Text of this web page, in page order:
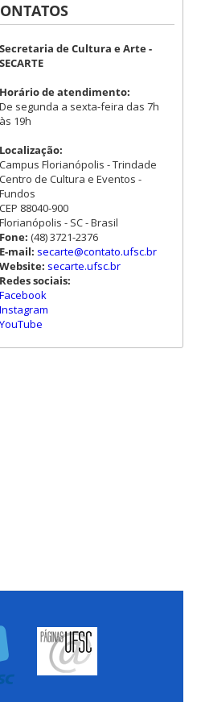
Secretaria de Cultura e Arte -
SECARTE
Horário de atendimento:
De segunda a sexta-feira das 7h
às 19h
Localização:
Campus Florianópolis - Trindade
Centro de Cultura e Eventos -
Fundos
CEP 88040-900
Florianópolis - SC - Brasil
Fone: (48) 3721-2376
E-mail: secarte@contato.ufsc.br
Website: secarte.ufsc.br
Redes sociais:
Facebook
Instagram
YouTube